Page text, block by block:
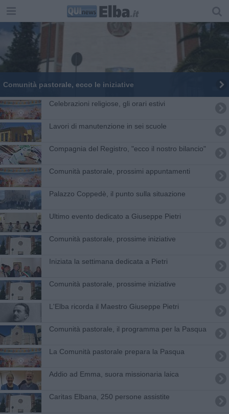
Comunità pastorale, ecco le iniziative
Celebrazioni religiose, gli orari estivi
Lavori di manutenzione in sei scuole
Compagnia del Registro, "ecco il nostro bilancio"
Comunità pastorale, prossimi appuntamenti
Palazzo Coppedè, il punto sulla situazione
Ultimo evento dedicato a Giuseppe Pietri
Comunità pastorale, prossime iniziative
Iniziata la settimana dedicata a Pietri
Comunità pastorale, prossime iniziative
L'Elba ricorda il Maestro Giuseppe Pietri
Comunità pastorale, il programma per la Pasqua
La Comunità pastorale prepara la Pasqua
Addio ad Emma, suora missionaria laica
Caritas Elbana, 250 persone assistite